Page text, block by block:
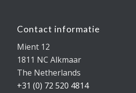
Contact informatie
Mient 12
1811 NC Alkmaar
The Netherlands
+31 (0) 72 520 4814